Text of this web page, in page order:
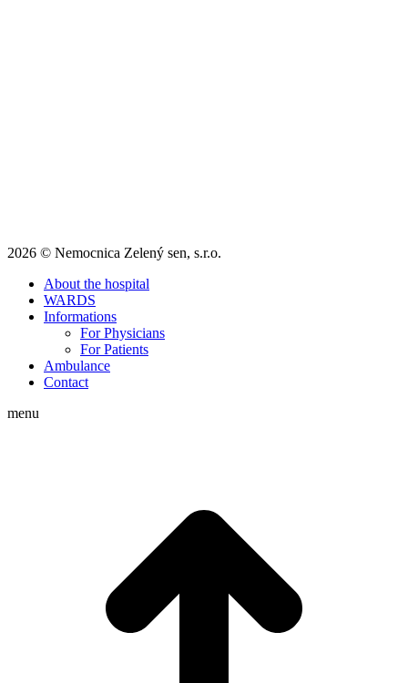
2026 © Nemocnica Zelený sen, s.r.o.
About the hospital
WARDS
Informations
For Physicians
For Patients
Ambulance
Contact
menu